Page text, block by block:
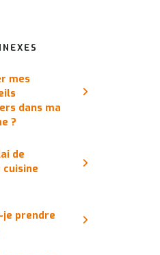
mes
dans ma
?
de
cuisine
je prendre